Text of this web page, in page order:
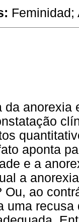
da anorexia
aponta
e a
a
Ou, ao
uma